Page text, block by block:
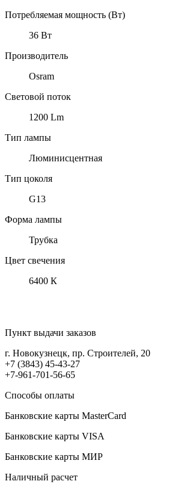
Потребляемая мощность (Вт)
36 Вт
Производитель
Osram
Световой поток
1200 Lm
Тип лампы
Люминисцентная
Тип цоколя
G13
Форма лампы
Трубка
Цвет свечения
6400 К
Пункт выдачи заказов
г. Новокузнецк, пр. Строителей, 20
+7 (3843) 45-43-27
+7-961-701-56-65
Способы оплаты
Банковские карты MasterCard
Банковские карты VISA
Банковские карты МИР
Наличный расчет